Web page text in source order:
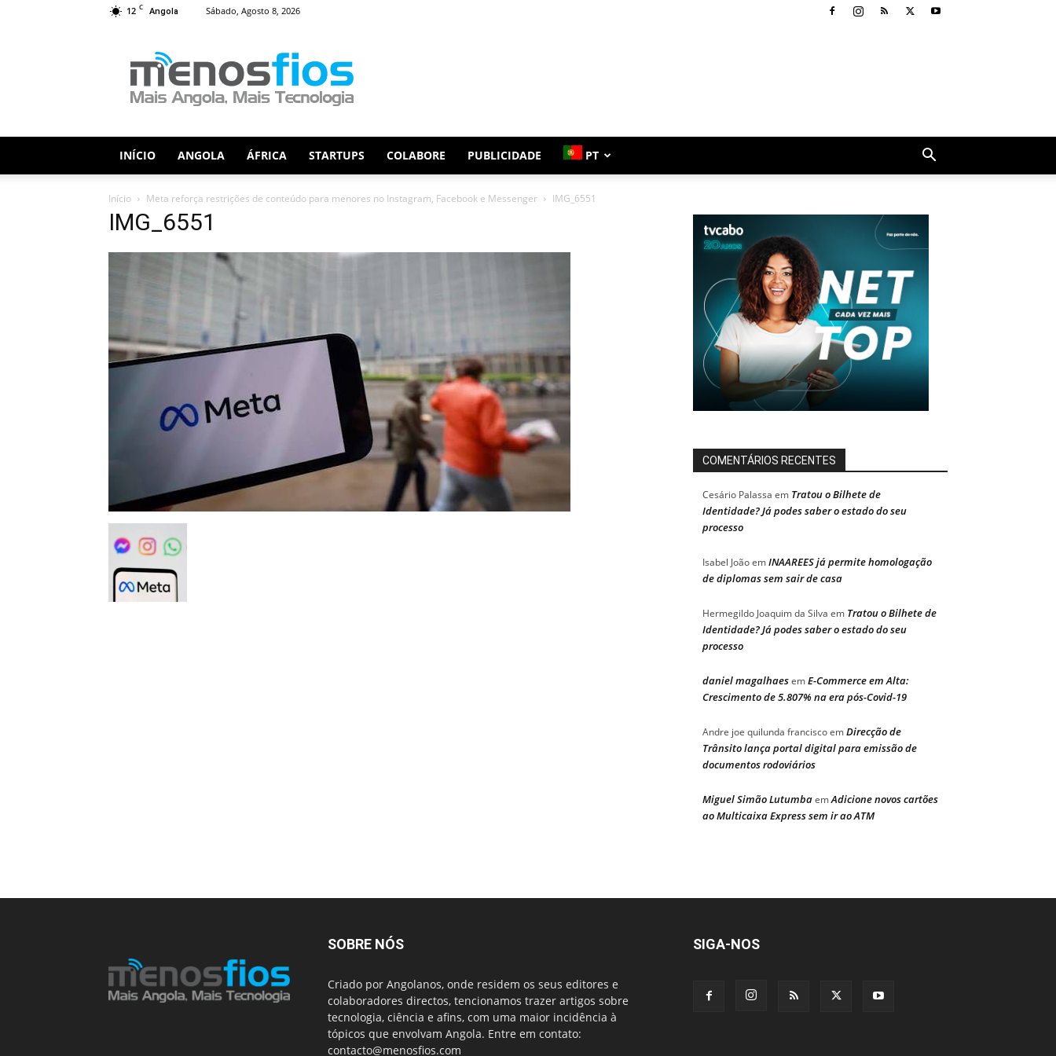
12 C Angola Sábado, Agosto 8, 2026
Fios
INÍCIO ANGOLA ÁFRICA STARTUPS COLABORE PUBLICIDADE PT
Início Meta reforça restrições de conteúdo para menores no Instagram, Facebook e Messenger IMG_6551
IMG_6551
COMENTÁRIOS RECENTES
Cesário Palassa em Tratou o Bilhete de
Identidade? Já podes saber o estado do seu
processo
Isabel JoãoemINAAREES já permite homologação
de diplomas sem sair de casa
Hermegildo Joaquim da Silva em Tratou o Bilhete de
Identidade? Já podes saber o estado do seu
processo
daniel magalhaesemE-Commerce em Alta:
Crescimento de 5.807% na era pós-Covid-19
Andre joe quilunda franciscoemDirecção de
Trânsito lança portal digital para emissão de
documentos rodoviários
Miguel Simão LutumbaemAdicione novos cartões
ao Multicaixa Express sem ir ao ATM
SOBRE NÓS
Criado por Angolanos, onde residem os seus editores e
colaboradores directos, tencionamos trazer artigos sobre
tecnologia, ciência e afins, com uma maior incidência à
tópicos que envolvam Angola. Entre em contato:
contacto@menosfios.com
SIGA-NOS